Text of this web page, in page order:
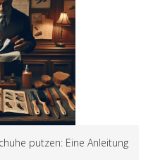
putzen: Eine Anleitung